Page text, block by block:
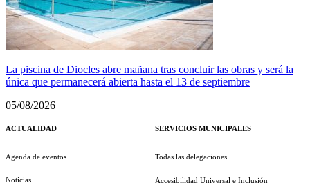
La piscina de Diocles abre mañana tras concluir las obras y será la
única que permanecerá abierta hasta el 13 de septiembre
05/08/2026
ACTUALIDAD
Agenda de eventos
Noticias
SERVICIOS MUNICIPALES
Todas las delegaciones
Accesibilidad Universal e Inclusión